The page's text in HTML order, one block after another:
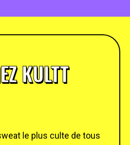
KULTT
le plus culte de tous